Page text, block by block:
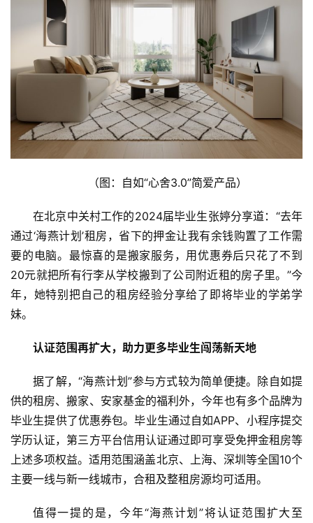
（图：自如“心舍3.0”简爱产品）
在北京中关村工作的2024届毕业生张婷分享道：“去年
通过‘海燕计划’租房，省下的押金让我有余钱购置了工作需
要的电脑。最惊喜的是搬家服务，用优惠券后只花了不到
20元就把所有行李从学校搬到了公司附近租的房子里。”今
年，她特别把自己的租房经验分享给了即将毕业的学弟学
妹。
认证范围再扩大，助力更多毕业生闯荡新天地
据了解，“海燕计划”参与方式较为简单便捷。除自如提
供的租房、搬家、安家基金的福利外，今年也有多个品牌为
毕业生提供了优惠券包。毕业生通过自如APP、小程序提交
学历认证，第三方平台信用认证通过即可享受免押金租房等
上述多项权益。适用范围涵盖北京、上海、深圳等全国10个
主要一线与新一线城市，合租及整租房源均可适用。
值得一提的是，今年“海燕计划”将认证范围扩大至